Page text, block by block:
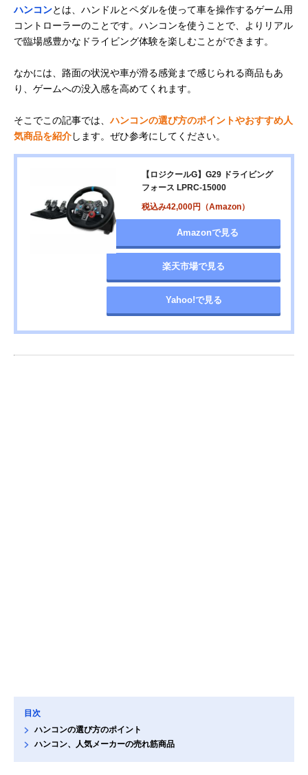
ハンコンとは、ハンドルとペダルを使って車を操作するゲーム用
コントローラーのことです。ハンコンを使うことで、よりリアル
で臨場感豊かなドライビング体験を楽しむことができます。
なかには、路面の状況や車が滑る感覚まで感じられる商品もあ
り、ゲームへの没入感を高めてくれます。
そこでこの記事では、ハンコンの選び方のポイントやおすすめ人
気商品を紹介します。ぜひ参考にしてください。
【ロジクールG】G29 ドライビング
フォース LPRC-15000
税込み42,000円（Amazon）
Amazonで見る
楽天市場で見る
Yahoo!で見る
目次
ハンコンの選び方のポイント
ハンコン、人気メーカーの売れ筋商品